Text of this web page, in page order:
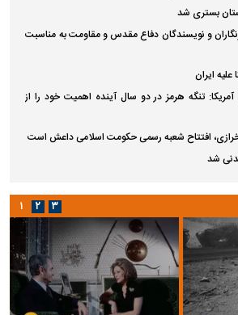
بستری شد
و نویسندگان دفاع مقدس و مقاومت به مناسبت
ایران
آمریکا: تنگه هرمز در دو سال آینده اهمیت خود را از
افتتاح شعبه رسمی حکومت اسلامی داعش است
شد
۱ ۲ ۳